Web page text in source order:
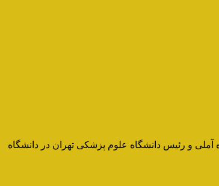
۱۳۹۲ با حضور رئیس قوه قضائیه، علامه حسن‌زاده آملی و رئیس دانشگاه علوم پزشکی تهران در دانشگاه